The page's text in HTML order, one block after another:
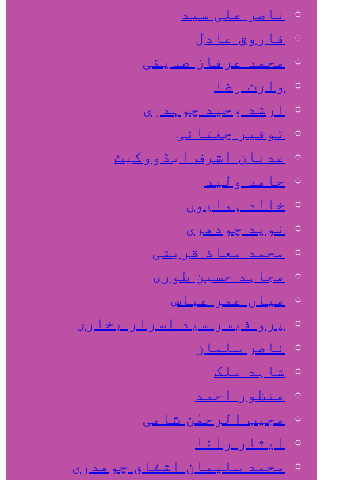
ناصر علی سید
فاروق عادل
محمد عرفان صدیقی
وارث رضا
ارشد وحید چوہدری
توقیر چغتائی
عدنان اشرف ایڈووکیٹ
حامد ولید
خالد ہمایوں
نوید چودھری
محمد معاذ قریشی
مجاہد حسین طوری
میاں عمر عباس
پرو فیسر سید اسرار بخاری
ناصر سلمان
شاہد ملک
منظور احمد
مجیب الرحمٰن شامی
ایثار رانا
محمد سلیمان اشفاق چوهدری